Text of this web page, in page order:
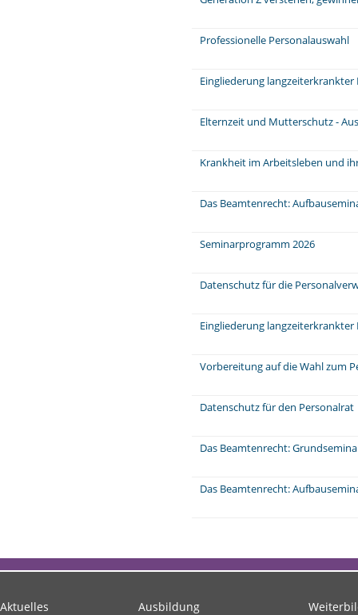
Professionelle Personalauswahl
Eingliederung
Elternzeit und Mutterschutz -
Krankheit im Arbeitsleben und
Das Beamtenrecht:
Seminarprogramm 2026
Datenschutz für die
Eingliederung
Vorbereitung auf die Wahl zum
Datenschutz für den Personalrat
Das Beamtenrecht:
Das Beamtenrecht:
Aktuelles Ausbildung